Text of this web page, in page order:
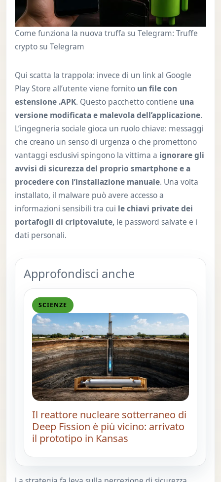
Come funziona la nuova truffa su Telegram: Truffe
crypto su Telegram
Qui scatta la trappola: invece di un link al Google
Play Store all’utente viene fornito un file con
estensione .APK. Questo pacchetto contiene una
versione modificata e malevola dell’applicazione.
L’ingegneria sociale gioca un ruolo chiave: messaggi
che creano un senso di urgenza o che promettono
vantaggi esclusivi spingono la vittima a ignorare gli
avvisi di sicurezza del proprio smartphone e a
procedere con l’installazione manuale. Una volta
installato, il malware può avere accesso a
informazioni sensibili tra cui le chiavi private dei
portafogli di criptovalute, le password salvate e i
dati personali.
Approfondisci anche
SCIENZE
Il reattore nucleare sotterraneo di
Deep Fission è più vicino: arrivato
il prototipo in Kansas